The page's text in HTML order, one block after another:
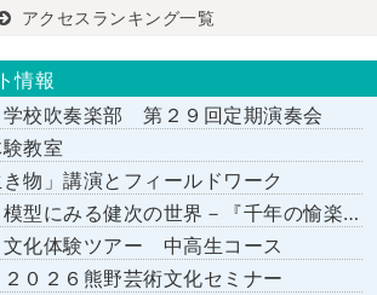
アクセスランキング一覧
情報
学校吹奏楽部 第２９回定期演奏会
教室
物」講演とフィールドワーク
みる健次の世界－『千年の愉楽』『奇蹟』より－」
化体験ツアー 中高生コース
０２６熊野芸術文化セミナー